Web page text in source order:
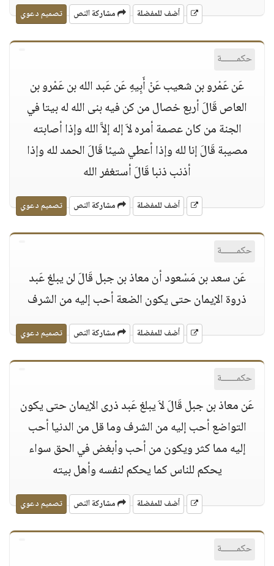
أضف للمفضلة مشاركة النص تصميم دعوي
حكمــــــة
عَن عَمْرو بن شعيب عَنْ أَبِيهِ عَن عَبد الله بن عَمْرو بن
العاص قَالَ أربع خصال من كن فيه بنى الله له بيتا في
الجنة من كان عصمة أمره لاَ إله إلاَّ الله وإذا أصابته
مصيبة قَالَ إنا لله وإذا أعطي شيئا قَالَ الحمد لله وإذا
أذنب ذنبا قَالَ أستغفر الله
أضف للمفضلة مشاركة النص تصميم دعوي
حكمــــــة
عَن سعد بن مَسْعود أن معاذ بن جبل قَالَ لن يبلغ عَبد
ذروة الإيمان حتى يكون الضعة أحب إليه من الشرف
أضف للمفضلة مشاركة النص تصميم دعوي
حكمــــــة
عَن معاذ بن جبل قَالَ لاَ يبلغ عَبد ذرى الإيمان حتى يكون
التواضع أحب إليه من الشرف وما قل من الدنيا أحب
إليه مما كثر ويكون من أحب وأبغض في الحق سواء
يحكم للناس كما يحكم لنفسه وأهل بيته
أضف للمفضلة مشاركة النص تصميم دعوي
حكمــــــة